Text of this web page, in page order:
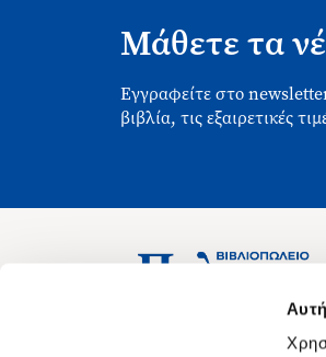
Μάθετε τα
Εγγραφείτε στο
βιβλία, τις εξαιρετικές
Ασκληπιού 1-3, Αθήνα 106 79